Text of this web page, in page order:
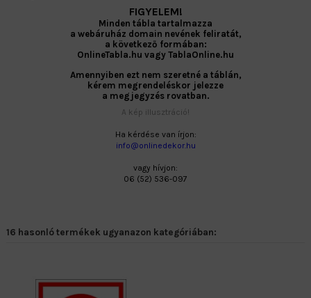
FIGYELEM!
Minden tábla tartalmazza
a webáruház domain nevének feliratát,
a következő formában:
OnlineTabla.hu vagy TablaOnline.hu
Amennyiben ezt nem szeretné a táblán,
kérem megrendeléskor jelezze
a megjegyzés rovatban.
A kép illusztráció!
Ha kérdése van írjon:
info@onlinedekor.hu
vagy hívjon:
06 (52) 536-097
16 hasonló termékek ugyanazon kategóriában: